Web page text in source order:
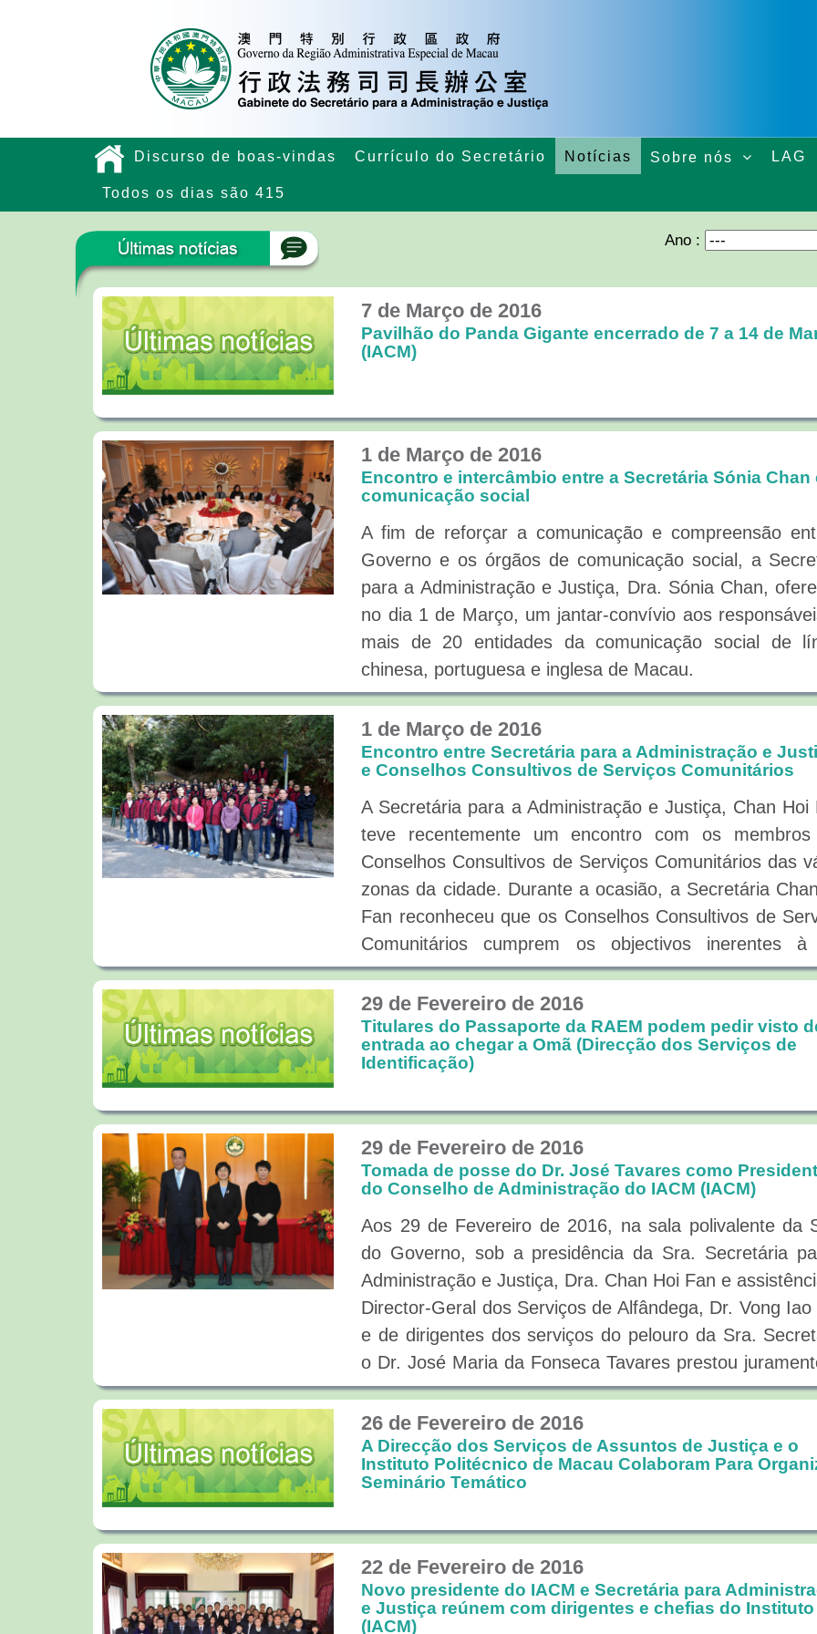
Discurso de boas-vindas Currículo do Secretário Notícias Sobre nós LAG
Todos os dias são 415
Ano :
7 de Março de 2016
Pavilhão do Panda Gigante encerrado de 7 a 14 de
(IACM)
1 de Março de 2016
Encontro e intercâmbio entre a Secretária Sónia Chan
comunicação social
A fim de reforçar a comunicação e compreensão
Governo e os órgãos de comunicação social, a
para a Administração e Justiça, Dra. Sónia Chan,
no dia 1 de Março, um jantar-convívio aos
mais de 20 entidades da comunicação social de
chinesa, portuguesa e inglesa de Macau.
1 de Março de 2016
Encontro entre Secretária para a Administração e
e Conselhos Consultivos de Serviços Comunitários
A Secretária para a Administração e Justiça, Chan Hoi
teve recentemente um encontro com os
Conselhos Consultivos de Serviços Comunitários das
zonas da cidade. Durante a ocasião, a Secretária
Fan reconheceu que os Conselhos Consultivos de
Comunitários cumprem os objectivos inerentes à
criação e, por esta razão, anunciou que
intensificar a comunicação e intercâmbio entre
Conselhos Consultivos de Serviços Comunitários, para
estes possam apoiar o Governo, dando a
do aperfeiçoamento das políticas que visam a
quotidiana da população.
29 de Fevereiro de 2016
Titulares do Passaporte da RAEM podem pedir visto
entrada ao chegar a Omã (Direcção dos Serviços de
Identificação)
29 de Fevereiro de 2016
Tomada de posse do Dr. José Tavares como
do Conselho de Administração do IACM (IACM)
Aos 29 de Fevereiro de 2016, na sala polivalente da
do Governo, sob a presidência da Sra. Secretária
Administração e Justiça, Dra. Chan Hoi Fan e
Director-Geral dos Serviços de Alfândega, Dr. Vong Iao
e de dirigentes dos serviços do pelouro da Sra.
o Dr. José Maria da Fonseca Tavares prestou
tomada de posse como Presidente do
Administração do Instituto para os Assuntos
Municipais.
O Dr. José Maria da Fonseca Tavares é licenciado
Macau. Iniciou, em 1984, as suas funções no então
Senado de Macau e na então Direcção de
Estatística e Censos. A partir de 1988, prestou
Instituto dos Desportos de Macau e exerceu
26 de Fevereiro de 2016
A Direcção dos Serviços de Assuntos de Justiça e o
Instituto Politécnico de Macau Colaboram Para
Seminário Temático
22 de Fevereiro de 2016
Novo presidente do IACM e Secretária para
e Justiça reúnem com dirigentes e chefias do Instituto
(IACM)